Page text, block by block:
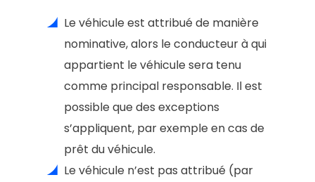
Le véhicule est attribué de manière
nominative, alors le conducteur à qui
appartient le véhicule sera tenu
comme principal responsable. Il est
possible que des exceptions
s’appliquent, par exemple en cas de
prêt du véhicule.
Le véhicule n’est pas attribué (par